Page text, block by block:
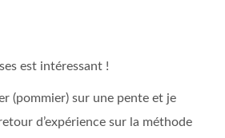
est intéressant !
(pommier) sur une pente et je
d’expérience sur la méthode